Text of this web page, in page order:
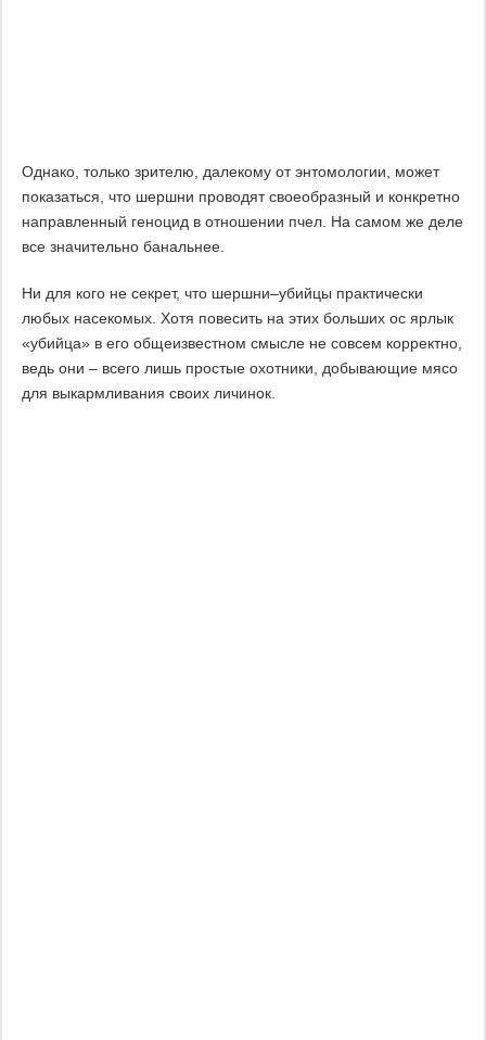
Однако, только зрителю, далекому от энтомологии, может
показаться, что шершни проводят своеобразный и конкретно
направленный геноцид в отношении пчел. На самом же деле
все значительно банальнее.
Ни для кого не секрет, что шершни–убийцы практически
любых насекомых. Хотя повесить на этих больших ос ярлык
«убийца» в его общеизвестном смысле не совсем корректно,
ведь они – всего лишь простые охотники, добывающие мясо
для выкармливания своих личинок.